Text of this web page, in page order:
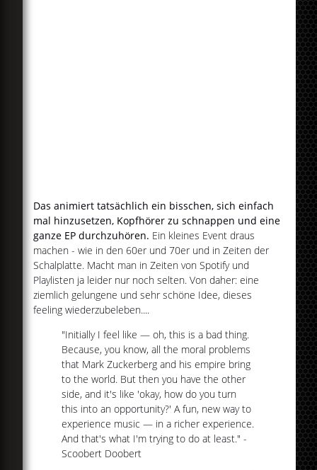
Das animiert tatsächlich ein bisschen, sich einfach
mal hinzusetzen, Kopfhörer zu schnappen und eine
ganze EP durchzuhören. Ein kleines Event draus
machen - wie in den 60er und 70er und in Zeiten der
Schalplatte. Macht man in Zeiten von Spotify und
Playlisten ja leider nur noch selten. Von daher: eine
ziemlich gelungene und sehr schöne Idee, dieses
feeling wiederzubeleben....
"Initially I feel like — oh, this is a bad thing.
Because, you know, all the moral problems
that Mark Zuckerberg and his empire bring
to the world. But then you have the other
side, and it's like 'okay, how do you turn
this into an opportunity?' A fun, new way to
experience music — in a richer experience.
And that's what I'm trying to do at least." -
Scoobert Doobert